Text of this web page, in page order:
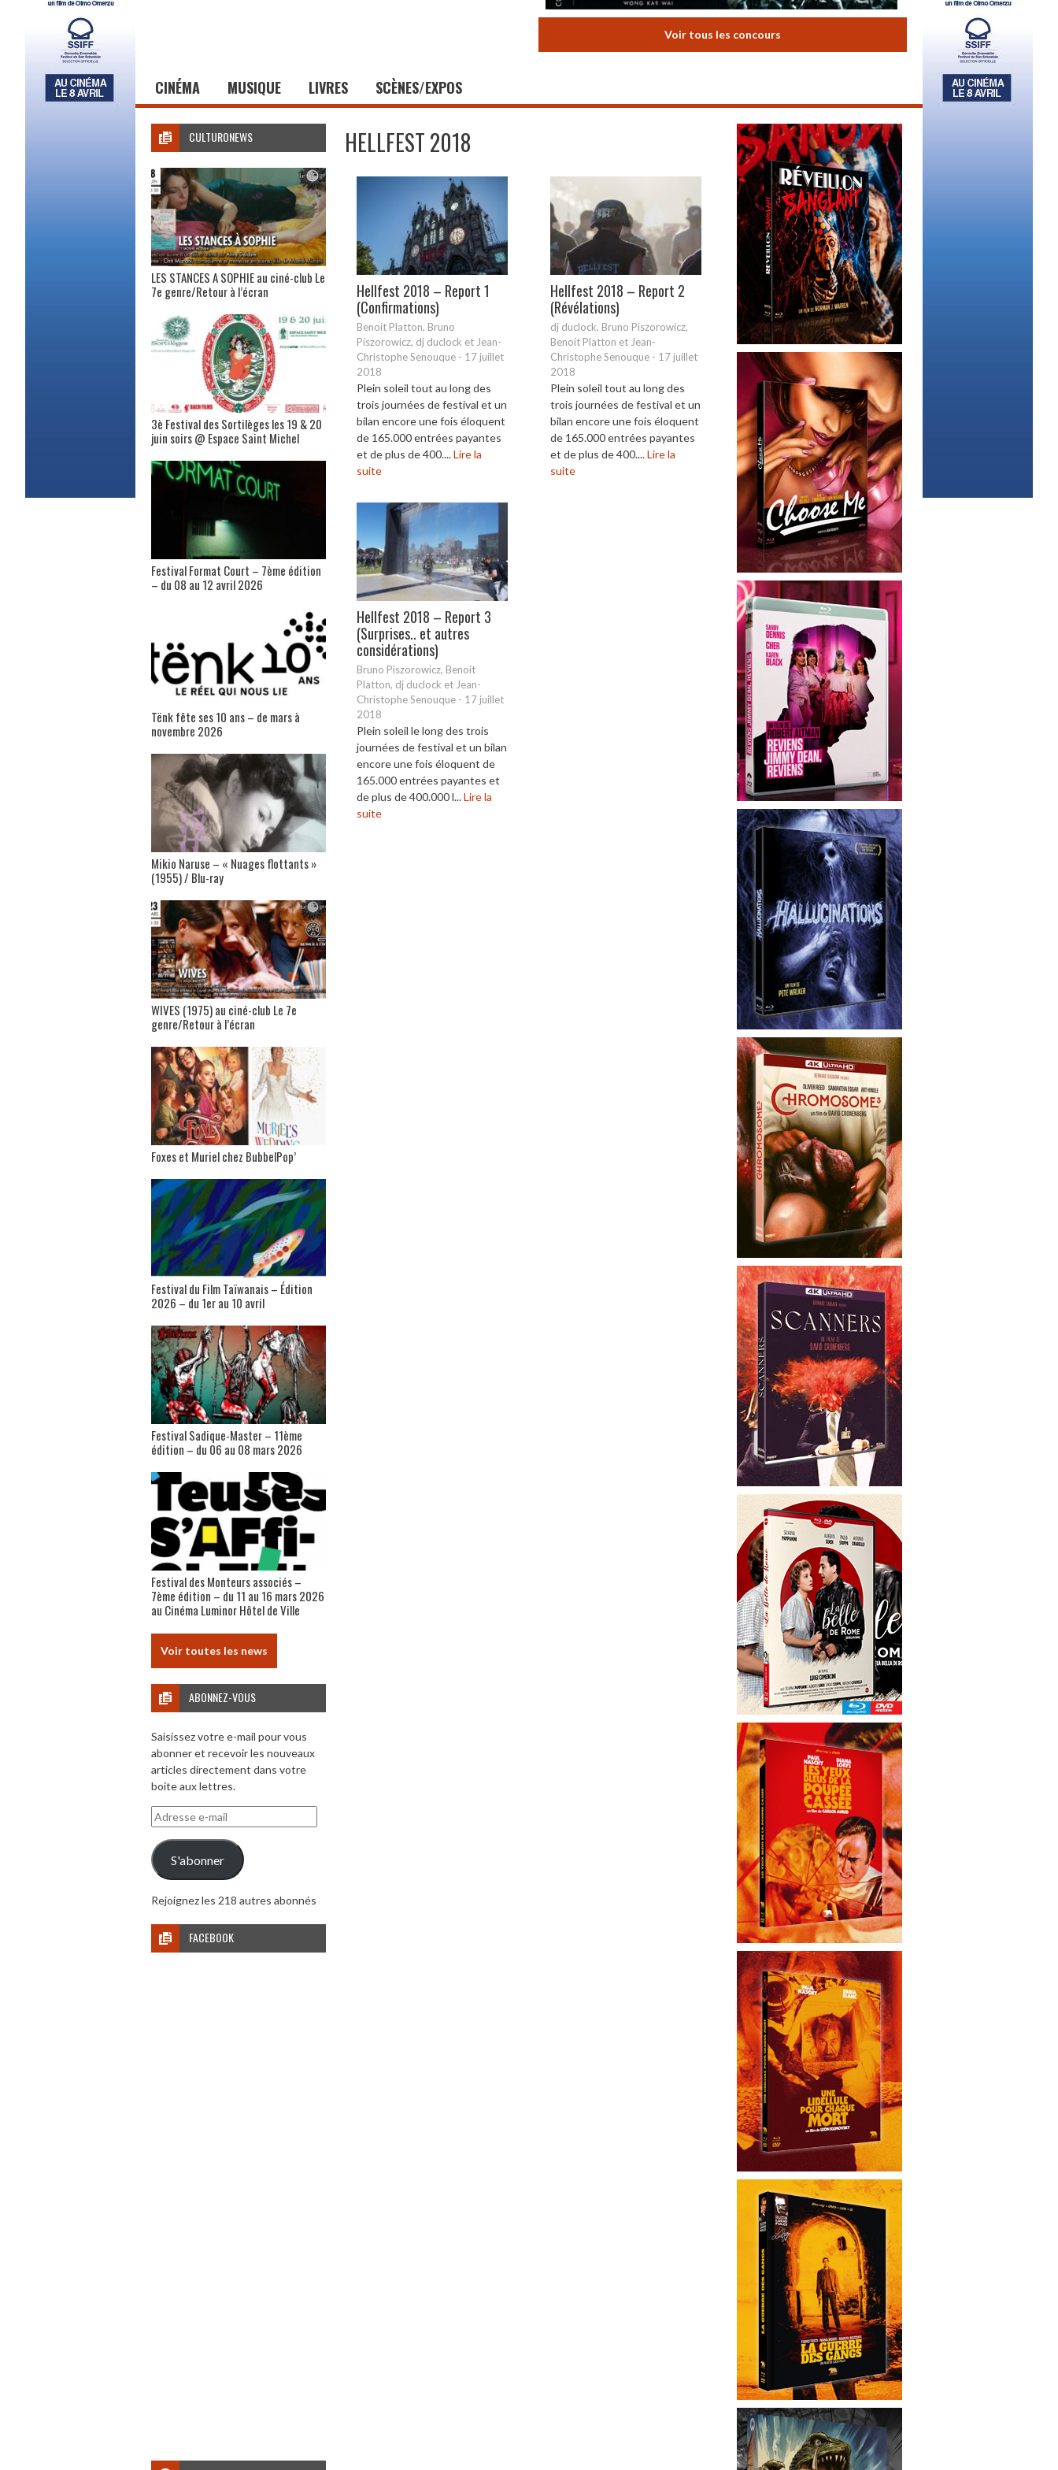
Voir tous les concours
CINÉMA MUSIQUE LIVRES SCÈNES/EXPOS
HELLFEST 2018
Hellfest 2018 – Report 1
(Confirmations)
Benoit Platton, Bruno
Piszorowicz, dj duclock et Jean-
Christophe Senouque - 17 juillet
2018
Plein soleil tout au long des
trois journées de festival et un
bilan encore une fois éloquent
de 165.000 entrées payantes
et de plus de 400....Lire la
suite
Hellfest 2018 – Report 2
(Révélations)
dj duclock, Bruno Piszorowicz,
Benoit Platton et Jean-
Christophe Senouque - 17 juillet
2018
Plein soleil tout au long des
trois journées de festival et un
bilan encore une fois éloquent
de 165.000 entrées payantes
et de plus de 400....Lire la
suite
Hellfest 2018 – Report 3
(Surprises.. et autres
considérations)
Bruno Piszorowicz, Benoit
Platton, dj duclock et Jean-
Christophe Senouque - 17 juillet
2018
Plein soleil le long des trois
journées de festival et un bilan
encore une fois éloquent de
165.000 entrées payantes et
de plus de 400.000 l...Lire la
suite
CULTURONEWS
LES STANCES A SOPHIE au ciné-club Le
7e genre/Retour à l’écran
3è Festival des Sortilèges les 19 & 20
juin soirs @ Espace Saint Michel
Festival Format Court – 7ème édition
– du 08 au 12 avril 2026
Tënk fête ses 10 ans – de mars à
novembre 2026
Mikio Naruse – « Nuages flottants »
(1955) / Blu-ray
WIVES (1975) au ciné-club Le 7e
genre/Retour à l’écran
Foxes et Muriel chez BubbelPop’
Festival du Film Taïwanais – Édition
2026 – du 1er au 10 avril
Festival Sadique-Master – 11ème
édition – du 06 au 08 mars 2026
Festival des Monteurs associés –
7ème édition – du 11 au 16 mars 2026
au Cinéma Luminor Hôtel de Ville
Voir toutes les news
ABONNEZ-VOUS
Saisissez votre e-mail pour vous
abonner et recevoir les nouveaux
articles directement dans votre
boite aux lettres.
Adresse
e-
mail
S'abonner
Rejoignez les 218 autres abonnés
FACEBOOK